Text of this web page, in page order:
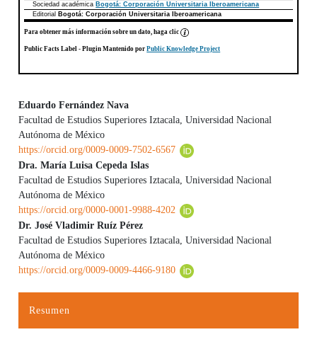
Sociedad académica Bogotá: Corporación Universitaria Iberoamericana
Editorial
Bogotá: Corporación Universitaria Iberoamericana
Para obtener más información sobre un dato, haga clic
Public Facts Label - Plugin Mantenido porPublic Knowledge Project
Contenido principal del artículo
Eduardo Fernández Nava
Facultad de Estudios Superiores Iztacala, Universidad Nacional
Autónoma de México
https://orcid.org/0009-0009-7502-6567
Dra. María Luisa Cepeda Islas
Facultad de Estudios Superiores Iztacala, Universidad Nacional
Autónoma de México
https://orcid.org/0000-0001-9988-4202
Dr. José Vladimir Ruíz Pérez
Facultad de Estudios Superiores Iztacala, Universidad Nacional
Autónoma de México
https://orcid.org/0009-0009-4466-9180
Resumen